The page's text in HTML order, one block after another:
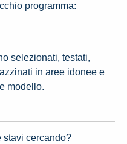
programma:
selezionati, testati,
in aree idonee e
modello.
stavi cercando?